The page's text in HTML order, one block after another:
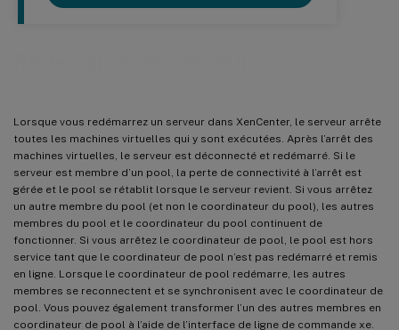
Lorsque vous redémarrez un serveur dans XenCenter, le serveur arrête
toutes les machines virtuelles qui y sont exécutées. Après l’arrêt des
machines virtuelles, le serveur est déconnecté et redémarré. Si le
serveur est membre d’un pool, la perte de connectivité à l’arrêt est
gérée et le pool se rétablit lorsque le serveur revient. Si vous arrêtez
un autre membre du pool (et non le coordinateur du pool), les autres
membres du pool et le coordinateur du pool continuent de
fonctionner. Si vous arrêtez le coordinateur de pool, le pool est hors
service tant que le coordinateur de pool n’est pas redémarré et remis
en ligne. Lorsque le coordinateur de pool redémarre, les autres
membres se reconnectent et se synchronisent avec le coordinateur de
pool. Vous pouvez également transformer l’un des autres membres en
coordinateur de pool à l’aide de l’interface de ligne de commande xe.